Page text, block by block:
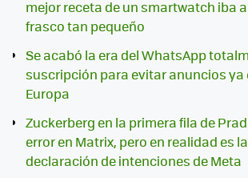
mejor receta de un smartwatch iba
frasco tan pequeño
Se acabó la era del WhatsApp
suscripción para evitar anuncios ya
Europa
Zuckerberg en la primera fila de
error en Matrix, pero en realidad es
declaración de intenciones de Meta